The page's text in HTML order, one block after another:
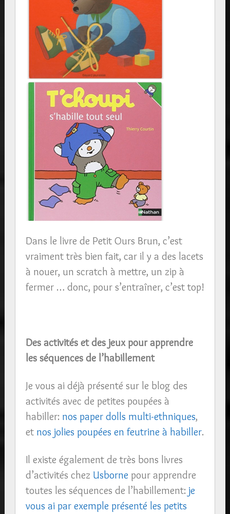
Dans le livre de Petit Ours Brun, c’est
vraiment très bien fait, car il y a des lacets
à nouer, un scratch à mettre, un zip à
fermer … donc, pour s’entraîner, c’est top!
Des activités et des jeux pour apprendre
les séquences de l’habillement
Je vous ai déjà présenté sur le blog des
activités avec de petites poupées à
habiller: nos paper dolls multi-ethniques,
et nos jolies poupées en feutrine à habiller.
Il existe également de très bons livres
d’activités chez Usborne pour apprendre
toutes les séquences de l’habillement: je
vous ai par exemple présenté les petits